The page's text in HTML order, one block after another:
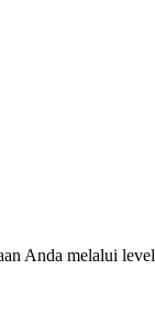
Anda melalui